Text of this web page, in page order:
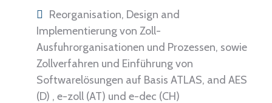
Reorganisation, Design and
Implementierung von Zoll-
Ausfuhrorganisationen und Prozessen, sowie
Zollverfahren und Einführung von
Softwarelösungen auf Basis ATLAS, and AES
(D) , e-zoll (AT) und e-dec (CH)